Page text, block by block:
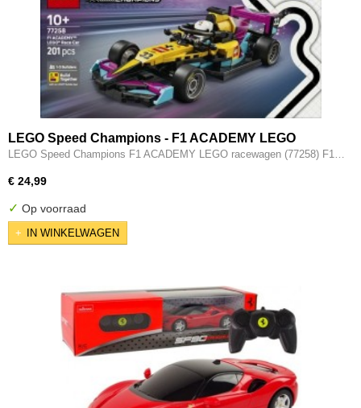
LEGO Speed Champions - F1 ACADEMY LEGO
racewagen Formule 1 Auto- 77258
LEGO Speed Champions F1 ACADEMY LEGO racewagen (77258) F1…
€ 24,99
✓ Op voorraad
IN WINKELWAGEN